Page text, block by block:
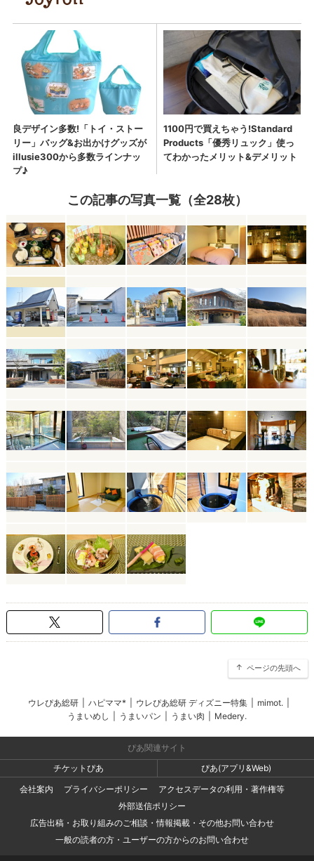
この記事の写真一覧（全28枚）
ページの先頭へ
ウレぴあ総研 ハピママ* ウレぴあ総研 ディズニー特集 mimot.
うまいめし
うまいパン うまい肉 Medery.
ぴあ関連サイト
チケットぴあ
ぴあ(アプリ&Web)
会社案内
プライバシーポリシー
アクセスデータの利用・著作権等
外部送信ポリシー
広告出稿・お取り組みのご相談・情報掲載・その他お問い合わせ
一般の読者の方・ユーザーの方からのお問い合わせ